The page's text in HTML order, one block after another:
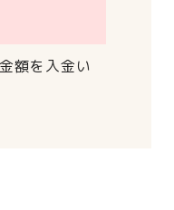
額を入金い